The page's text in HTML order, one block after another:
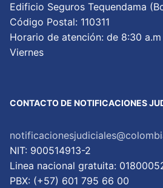
Edificio Seguros Tequendama
Código Postal: 110311
Horario de atención: de 8:30
Viernes
CONTACTO DE NOTIFICACIONES
NIT: 900514913-2
Linea nacional gratuita:
PBX: (+57) 601 795 66 00